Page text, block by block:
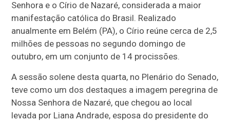
Senhora e o Círio de Nazaré, considerada a maior
manifestação católica do Brasil. Realizado
anualmente em Belém (PA), o Círio reúne cerca de 2,5
milhões de pessoas no segundo domingo de
outubro, em um conjunto de 14 procissões.
A sessão solene desta quarta, no Plenário do Senado,
teve como um dos destaques a imagem peregrina de
Nossa Senhora de Nazaré, que chegou ao local
levada por Liana Andrade, esposa do presidente do